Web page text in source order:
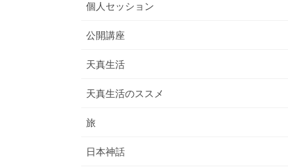
個人セッション
公開講座
天真生活
天真生活のススメ
旅
日本神話